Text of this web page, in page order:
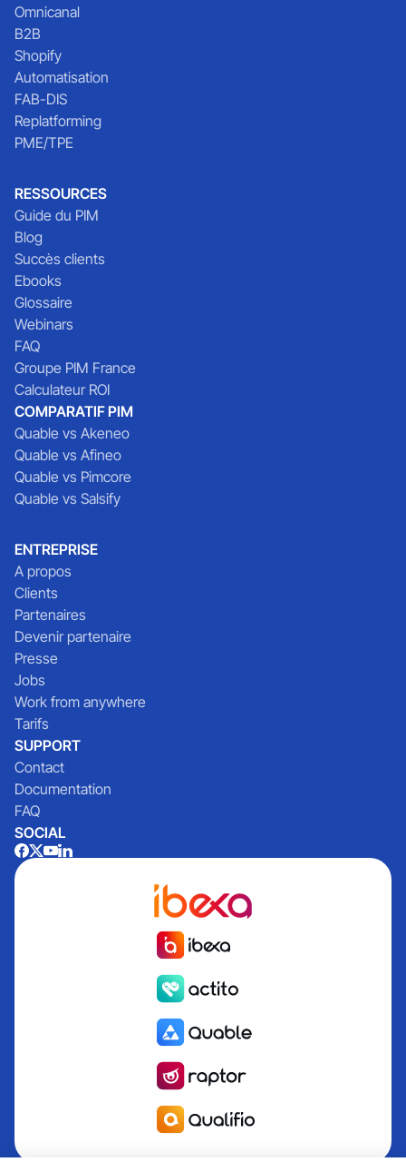
Omnicanal
B2B
Shopify
Automatisation
FAB-DIS
Replatforming
PME/TPE
RESSOURCES
Guide du PIM
Blog
Succès clients
Ebooks
Glossaire
Webinars
FAQ
Groupe PIM France
Calculateur ROI
COMPARATIF PIM
Quable vs Akeneo
Quable vs Afineo
Quable vs Pimcore
Quable vs Salsify
ENTREPRISE
A propos
Clients
Partenaires
Devenir partenaire
Presse
Jobs
Work from anywhere
Tarifs
SUPPORT
Contact
Documentation
FAQ
SOCIAL